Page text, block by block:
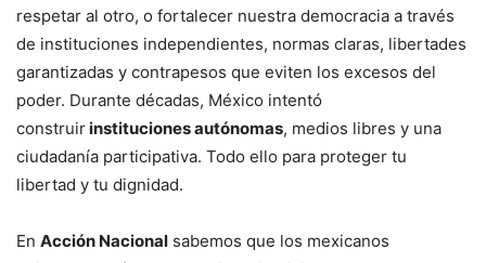
respetar al otro, o fortalecer nuestra democracia a través
de instituciones independientes, normas claras, libertades
garantizadas y contrapesos que eviten los excesos del
poder. Durante décadas, México intentó
construirinstituciones autónomas, medios libres y una
ciudadanía participativa. Todo ello para proteger tu
libertad y tu dignidad.
En Acción Nacional sabemos que los mexicanos